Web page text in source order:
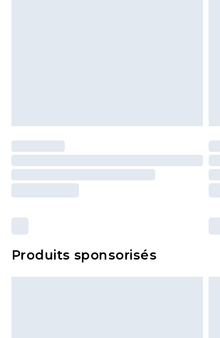
Produits sponsorisés